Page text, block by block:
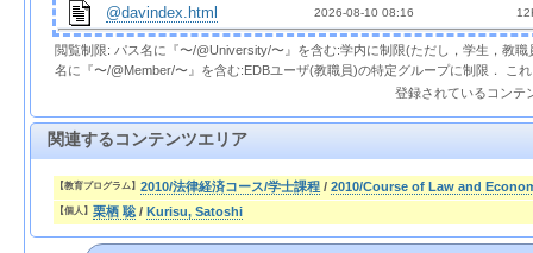
@davindex.html 2026-08-10 08:16
閲覧制限: パス名に『〜/@University/〜』を含む:学内に制限(ただし，学生，教
名に『〜/@Member/〜』を含む:EDBユーザ(教職員)の特定グループに制限． こ
登録されているコンテ
関連するコンテンツエリア
【教育プログラム】 2010/法律経済コース/学士課程 / 2010/Course of Law and
【個人】 栗栖 聡 / Kurisu, Satoshi